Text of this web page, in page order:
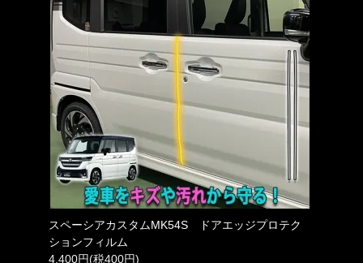
スペーシアカスタムMK54S ドアエッジプロテク
ションフィルム
4,400円(税400円)